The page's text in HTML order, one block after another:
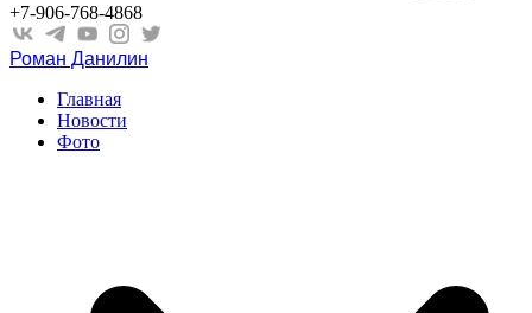
+7-906-768-4868
Роман Данилин
Главная
Новости
Фото